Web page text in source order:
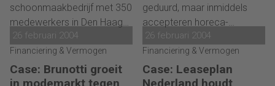
van Steins Bisschop
Meijburg & Co. Het innen van
een groot aantal
vormde een pleister op de
schoonmaakbedrijf met 350
medewerkers in Den Haag
ging onlangs failliet. De
oorzaak zou een goede les
moeten zijn voor elke
onderneming die niet
geduurd, maar inmiddels
accepteren horeca-
eigenaren, exploitanten van
radio- en televisiestations en
bedrijven die muziek in
openbare ruimten draaien,
26 februari 2004
Financiering & Vermogen
Case: Brunotti groeit
in modemarkt tegen
26 februari 2004
Financiering & Vermogen
Case: Leaseplan
Nederland houdt